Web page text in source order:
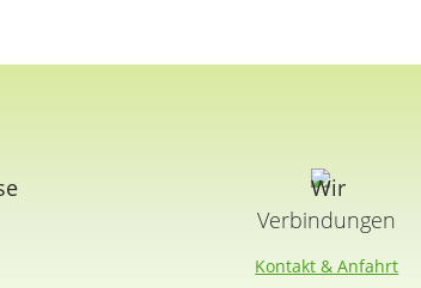
Verbindungen
Kontakt & Anfahrt